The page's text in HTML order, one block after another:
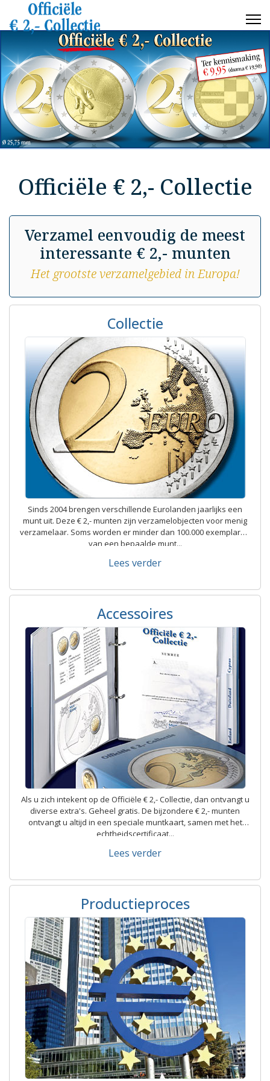
Officiële € 2,- Collectie
Verzamel eenvoudig de meest
interessante € 2,- munten
Het grootste verzamelgebied in Europa!
Collectie
Sinds 2004 brengen verschillende Eurolanden jaarlijks een
munt uit. Deze € 2,- munten zijn verzamelobjecten voor menig
verzamelaar. Soms worden er minder dan 100.000 exemplaren
van een bepaalde munt...
Lees verder
Accessoires
Als u zich intekent op de Officiële € 2,- Collectie, dan ontvangt u
diverse extra's. Geheel gratis. De bijzondere € 2,- munten
ontvangt u altijd in een speciale muntkaart, samen met het
echtheidscertificaat...
Lees verder
Productieproces